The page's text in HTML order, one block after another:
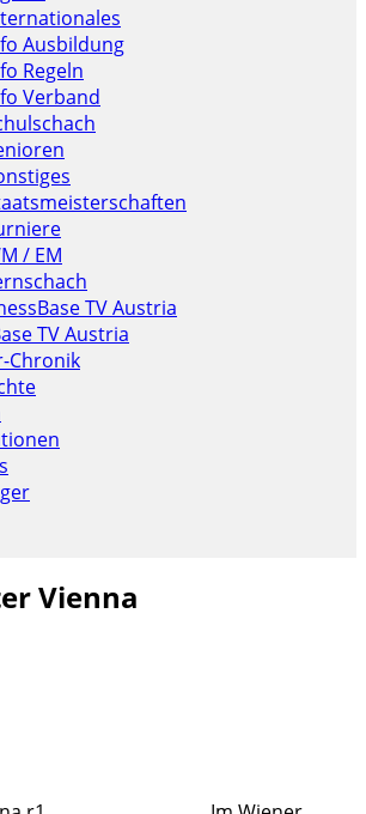
Ausbildung
Regeln
Verband
/ EM
TV Austria
TV Austria
Chronik
Vienna